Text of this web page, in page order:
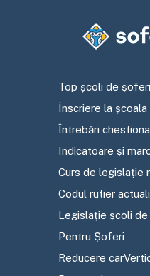
Top școli de șoferi
Înscriere la
Întrebări
Indicatoare și
Curs de legislație
Codul rutier
Legislație școli
Pentru Șoferi
Reducere